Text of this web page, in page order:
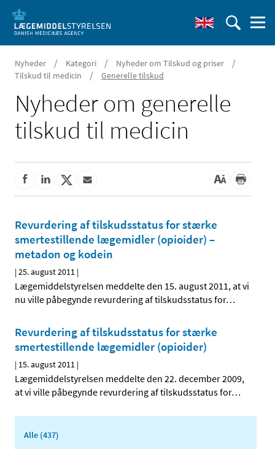
Nyheder / Kategori / Nyheder om Tilskud og priser /
Tilskud til medicin / Generelle tilskud
Nyheder om generelle
tilskud til medicin
Revurdering af tilskudsstatus for stærke
smertestillende lægemidler (opioider) –
metadon og kodein
|25. august 2011 |
Lægemiddelstyrelsen meddelte den 15. august 2011, at vi
nu ville påbegynde revurdering af tilskudsstatus for…
Revurdering af tilskudsstatus for stærke
smertestillende lægemidler (opioider)
| 15. august 2011 |
Lægemiddelstyrelsen meddelte den 22. december 2009,
at vi ville påbegynde revurdering af tilskudsstatus for…
Alle (437)